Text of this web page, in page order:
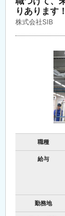
りあります！
株式会社SIB
職種
給与
勤務地